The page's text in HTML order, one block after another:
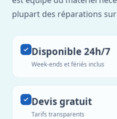
plupart des réparations
Disponible 24h/7
Week-ends et fériés inclus
Devis gratuit
Tarifs transparents